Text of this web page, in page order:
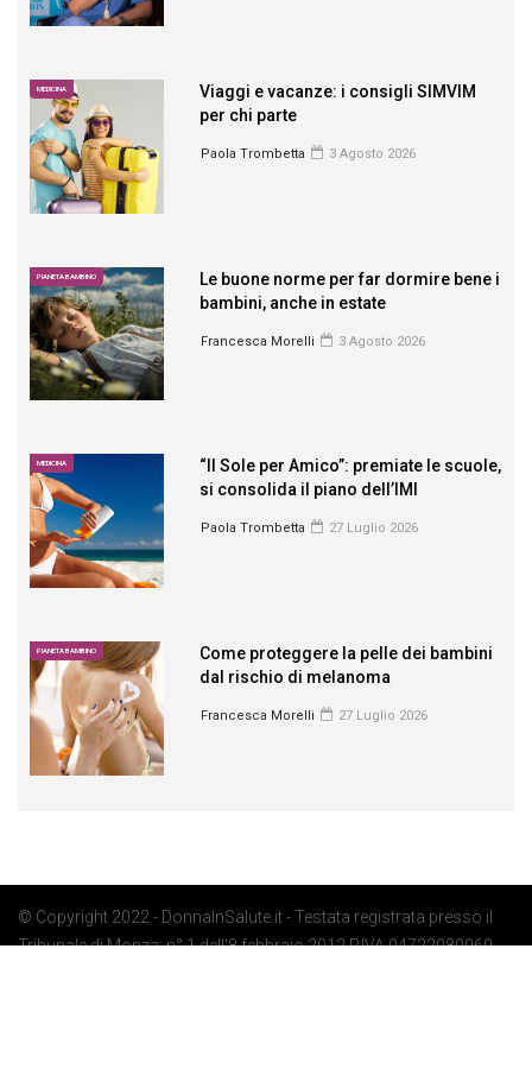
MEDICINA
Viaggi e vacanze: i consigli SIMVIM
per chi parte
Paola Trombetta 3 Agosto 2026
PIANETA BAMBINO
Le buone norme per far dormire bene i
bambini, anche in estate
Francesca Morelli 3 Agosto 2026
MEDICINA
“Il Sole per Amico”: premiate le scuole,
si consolida il piano dell’IMI
Paola Trombetta 27 Luglio 2026
PIANETA BAMBINO
Come proteggere la pelle dei bambini
dal rischio di melanoma
Francesca Morelli 27 Luglio 2026
© Copyright 2022 - DonnaInSalute.it - Testata registrata presso il
Tribunale di Monza: n° 1 dell'8 febbraio 2012 P.IVA 04722080969 -